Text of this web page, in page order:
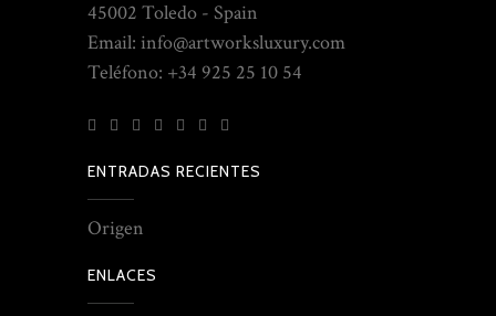
45002 Toledo - Spain
Email: info@artworksluxury.com
Teléfono: +34 925 25 10 54
ENTRADAS RECIENTES
Origen
ENLACES